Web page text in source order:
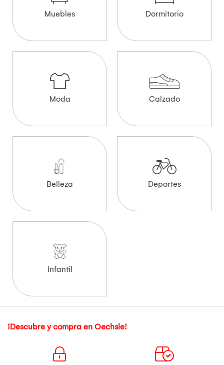
Muebles Dormitorio
Moda Calzado
Belleza Deportes
Infantil
¡Descubre y compra en Oechsle!